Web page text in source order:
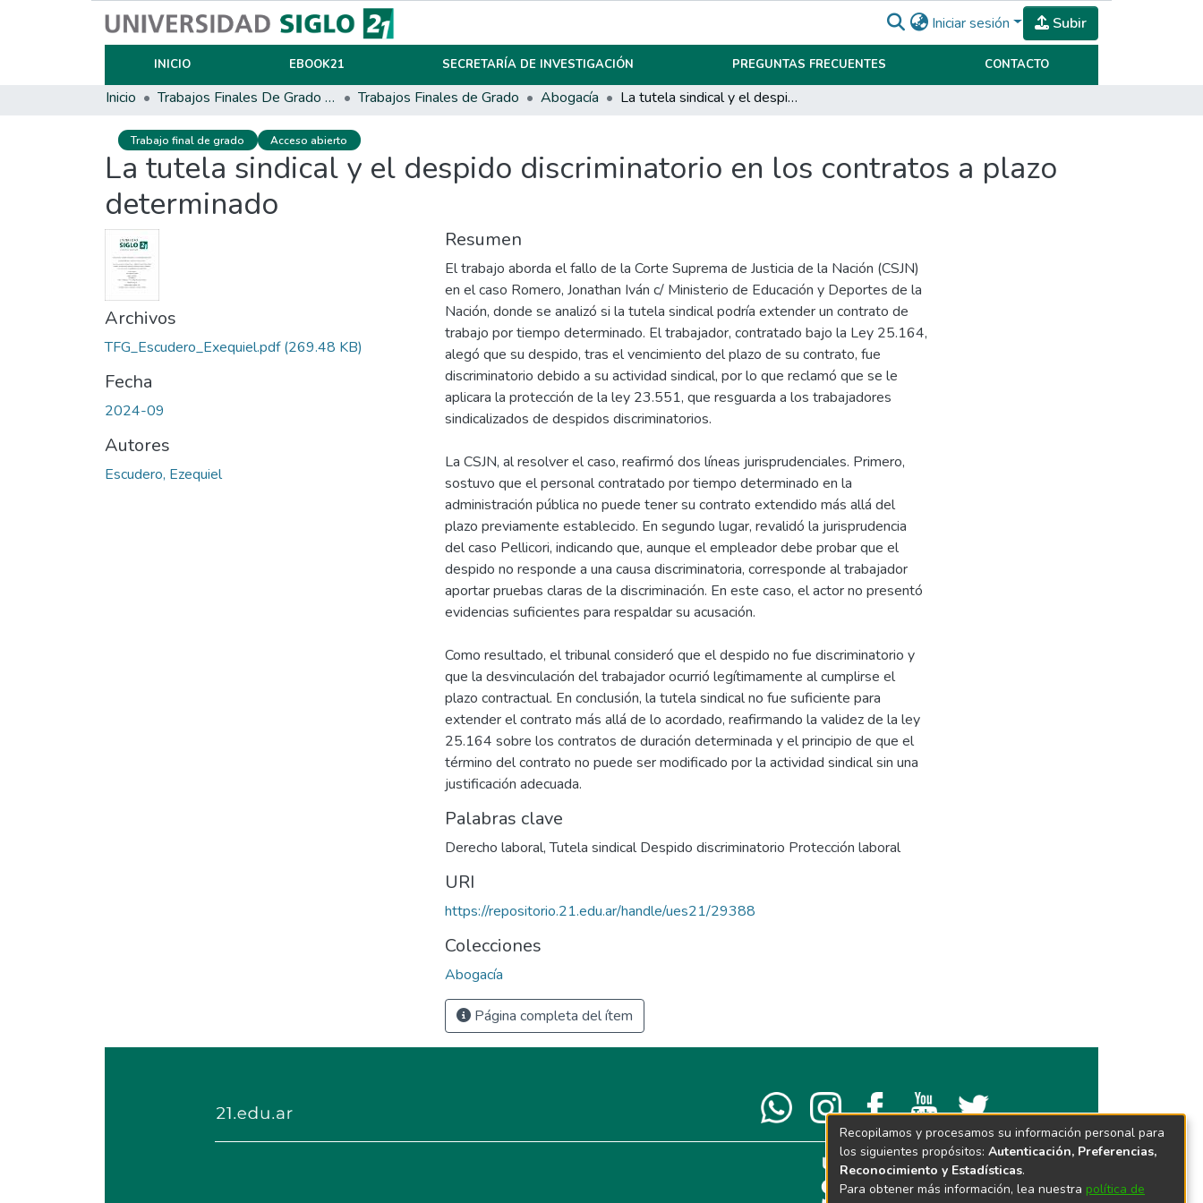
Iniciar sesión Subir
INICIO EBOOK21 SECRETARÍA DE INVESTIGACIÓN PREGUNTAS FRECUENTES CONTACTO
Inicio Trabajos Finales De Grado Y Posgrado Trabajos Finales de Grado Abogacía La tutela sindical y el despido discriminatorio en los contratos a plazo determinado
Trabajo final de grado Acceso abierto
La tutela sindical y el despido discriminatorio en los contratos a plazo
determinado
Archivos
TFG_Escudero_Exequiel.pdf(269.48 KB)
Fecha
2024-09
Autores
Escudero, Ezequiel
Resumen
El trabajo aborda el fallo de la Corte Suprema de Justicia de la Nación (CSJN)
en el caso Romero, Jonathan Iván c/ Ministerio de Educación y Deportes de la
Nación, donde se analizó si la tutela sindical podría extender un contrato de
trabajo por tiempo determinado. El trabajador, contratado bajo la Ley 25.164,
alegó que su despido, tras el vencimiento del plazo de su contrato, fue
discriminatorio debido a su actividad sindical, por lo que reclamó que se le
aplicara la protección de la ley 23.551, que resguarda a los trabajadores
sindicalizados de despidos discriminatorios.
La CSJN, al resolver el caso, reafirmó dos líneas jurisprudenciales. Primero,
sostuvo que el personal contratado por tiempo determinado en la
administración pública no puede tener su contrato extendido más allá del
plazo previamente establecido. En segundo lugar, revalidó la jurisprudencia
del caso Pellicori, indicando que, aunque el empleador debe probar que el
despido no responde a una causa discriminatoria, corresponde al trabajador
aportar pruebas claras de la discriminación. En este caso, el actor no presentó
evidencias suficientes para respaldar su acusación.
Como resultado, el tribunal consideró que el despido no fue discriminatorio y
que la desvinculación del trabajador ocurrió legítimamente al cumplirse el
plazo contractual. En conclusión, la tutela sindical no fue suficiente para
extender el contrato más allá de lo acordado, reafirmando la validez de la ley
25.164 sobre los contratos de duración determinada y el principio de que el
término del contrato no puede ser modificado por la actividad sindical sin una
justificación adecuada.
Palabras clave
Derecho laboral, Tutela sindical Despido discriminatorio Protección laboral
URI
https://repositorio.21.edu.ar/handle/ues21/29388
Colecciones
Abogacía
Página completa del ítem
Recopilamos y procesamos su información personal para
los siguientes propósitos: Autenticación, Preferencias,
Reconocimiento y Estadísticas.
Para obtener más información, lea nuestra política de